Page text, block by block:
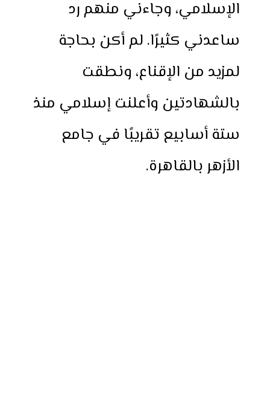
الإسلامي، وجاءني منهم رد
ساعدني كثيرًا. لم أكن بحاجة
لمزيد من الإقناع، ونطقت
بالشهادتين وأعلنت إسلامي منذ
ستة أسابيع تقريبًا في جامع
الأزهر بالقاهرة.